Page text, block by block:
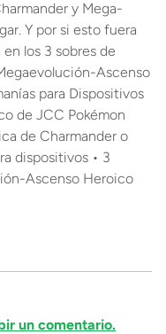
y Mega-
Y por si esto fuera
los 3 sobres de
Ascenso
para Dispositivos
de JCC Pokémon
de Charmander o
dispositivos • 3
Ascenso Heroico
un comentario.